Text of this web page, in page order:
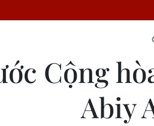
Cộng
Abiy